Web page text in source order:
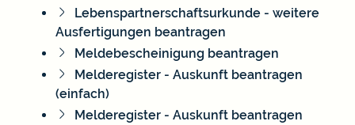
Lebenspartnerschaftsurkunde - weitere
Ausfertigungen beantragen
Meldebescheinigung beantragen
Melderegister - Auskunft beantragen
(einfach)
Melderegister - Auskunft beantragen